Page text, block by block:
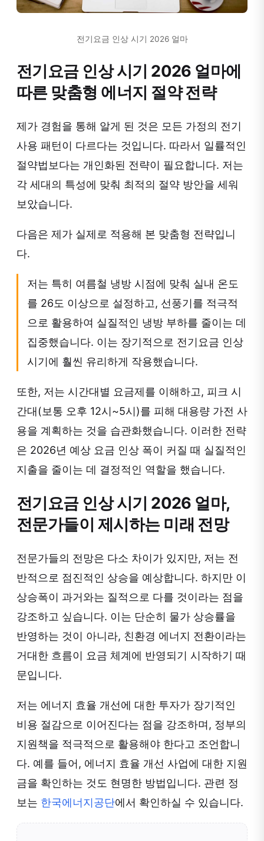
전기요금 인상 시기 2026 얼마
전기요금 인상 시기 2026 얼마에
따른 맞춤형 에너지 절약 전략
제가 경험을 통해 알게 된 것은 모든 가정의 전기
사용 패턴이 다르다는 것입니다. 따라서 일률적인
절약법보다는 개인화된 전략이 필요합니다. 저는
각 세대의 특성에 맞춰 최적의 절약 방안을 세워
보았습니다.
다음은 제가 실제로 적용해 본 맞춤형 전략입니
다.
저는 특히 여름철 냉방 시점에 맞춰 실내 온도
를 26도 이상으로 설정하고, 선풍기를 적극적
으로 활용하여 실질적인 냉방 부하를 줄이는 데
집중했습니다. 이는 장기적으로 전기요금 인상
시기에 훨씬 유리하게 작용했습니다.
또한, 저는 시간대별 요금제를 이해하고, 피크 시
간대(보통 오후 12시~5시)를 피해 대용량 가전 사
용을 계획하는 것을 습관화했습니다. 이러한 전략
은 2026년 예상 요금 인상 폭이 커질 때 실질적인
지출을 줄이는 데 결정적인 역할을 했습니다.
전기요금 인상 시기 2026 얼마,
전문가들이 제시하는 미래 전망
전문가들의 전망은 다소 차이가 있지만, 저는 전
반적으로 점진적인 상승을 예상합니다. 하지만 이
상승폭이 과거와는 질적으로 다를 것이라는 점을
강조하고 싶습니다. 이는 단순히 물가 상승률을
반영하는 것이 아니라, 친환경 에너지 전환이라는
거대한 흐름이 요금 체계에 반영되기 시작하기 때
문입니다.
저는 에너지 효율 개선에 대한 투자가 장기적인
비용 절감으로 이어진다는 점을 강조하며, 정부의
지원책을 적극적으로 활용해야 한다고 조언합니
다. 예를 들어, 에너지 효율 개선 사업에 대한 지원
금을 확인하는 것도 현명한 방법입니다. 관련 정
보는 한국에너지공단에서 확인하실 수 있습니다.